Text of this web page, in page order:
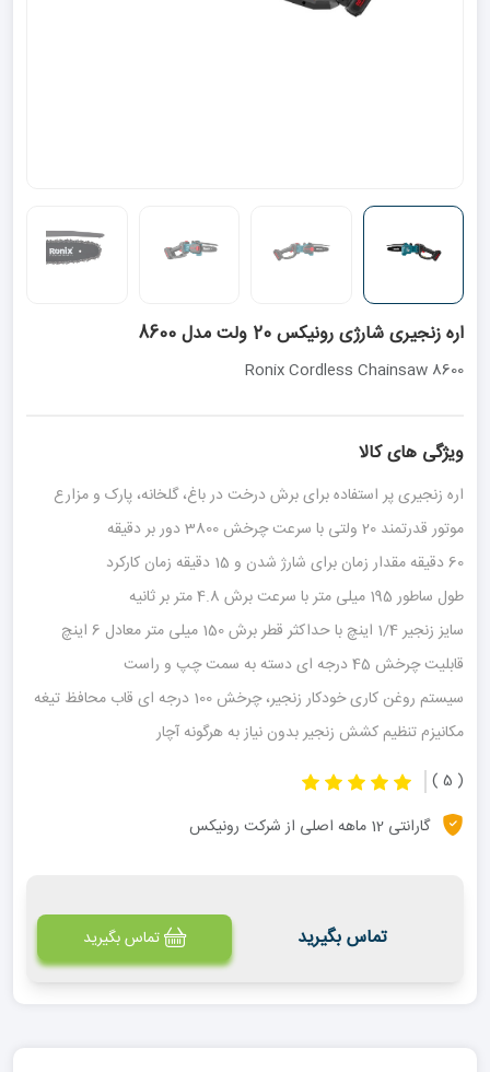
اره زنجیری شارژی رونیکس 20 ولت مدل 8600
Ronix Cordless Chainsaw 8600
ویژگی های کالا
اره زنجیری پر استفاده برای برش درخت در باغ، گلخانه، پارک و مزارع
موتور قدرتمند 20 ولتی با سرعت چرخش 3800 دور بر دقیقه
60 دقیقه مقدار زمان برای شارژ شدن و 15 دقیقه زمان کارکرد
طول ساطور 195 میلی متر با سرعت برش 4.8 متر بر ثانیه
سایز زنجیر 1/4 اینچ با حداکثر قطر برش 150 میلی متر معادل 6 اینچ
قابلیت چرخش 45 درجه ای دسته به سمت چپ و راست
سیستم روغن کاری خودکار زنجیر، چرخش 100 درجه ای قاب محافظ تیغه
مکانیزم تنظیم کشش زنجیر بدون نیاز به هرگونه آچار
( 5 )
گارانتی 12 ماهه اصلی از شرکت رونیکس
تماس بگیرید تماس بگیرید